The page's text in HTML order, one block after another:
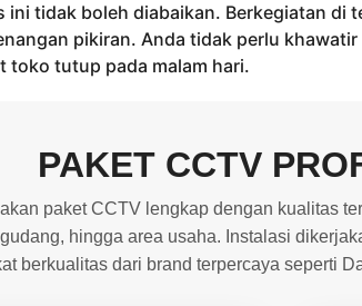
ini tidak boleh diabaikan. Berkegiatan di
pikiran. Anda tidak perlu
toko tutup pada malam hari.
PAKET CCTV
paket CCTV lengkap dengan kualitas
hingga area usaha. Instalasi
berkualitas dari brand terpercaya seperti